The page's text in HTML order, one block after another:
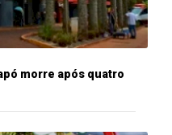
morre após quatro